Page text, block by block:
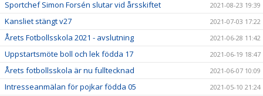
Sportchef Simon Forsén slutar vid årsskiftet 2021-08-23 19:39
Kansliet stängt v27 2021-07-03 17:22
Årets Fotbollsskola 2021 - avslutning 2021-06-28 11:42
Uppstartsmöte boll och lek födda 17 2021-06-19 18:47
Årets fotbollsskola är nu fulltecknad 2021-06-07 10:09
Intresseanmälan för pojkar födda 05 2021-05-10 21:24